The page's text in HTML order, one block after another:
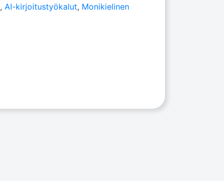
,AI-kirjoitustyökalut, Monikielinen